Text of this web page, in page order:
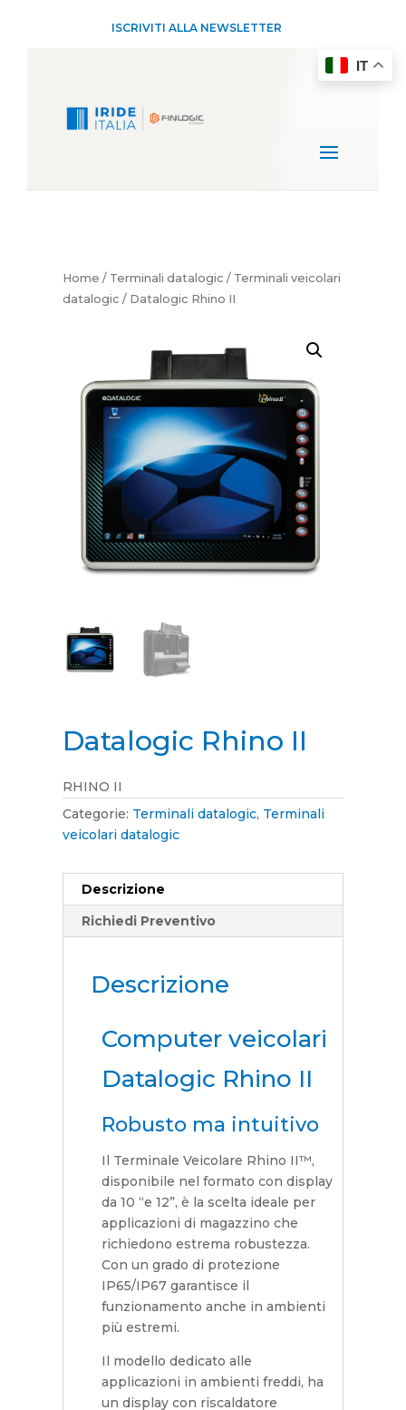
ISCRIVITI ALLA NEWSLETTER
Home / Terminali datalogic / Terminali veicolari
datalogic / Datalogic Rhino II
Datalogic Rhino II
RHINO II
Categorie: Terminali datalogic, Terminali
veicolari datalogic
Descrizione
Richiedi Preventivo
Descrizione
Computer veicolari
Datalogic Rhino II
Robusto ma intuitivo
Il Terminale Veicolare Rhino II™,
disponibile nel formato con display
da 10 “e 12”, è la scelta ideale per
applicazioni di magazzino che
richiedono estrema robustezza.
Con un grado di protezione
IP65/IP67 garantisce il
funzionamento anche in ambienti
più estremi.
Il modello dedicato alle
applicazioni in ambienti freddi, ha
un display con riscaldatore
IT